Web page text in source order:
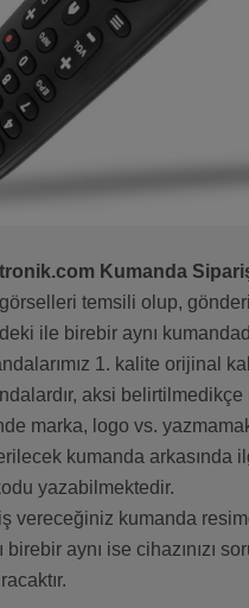
Kumanda
temsili olup,
ile birebir aynı
1. kalite orijinal
aksi belirtilmedikçe
marka, logo vs.
kumanda arkasında
yazabilmektedir.
vereceğiniz kumanda
birebir aynı ise cihazınızı